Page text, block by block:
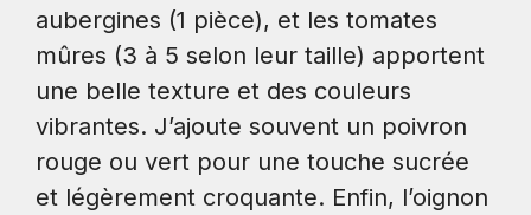
aubergines (1 pièce), et les tomates
mûres (3 à 5 selon leur taille) apportent
une belle texture et des couleurs
vibrantes. J’ajoute souvent un poivron
rouge ou vert pour une touche sucrée
et légèrement croquante. Enfin, l’oignon